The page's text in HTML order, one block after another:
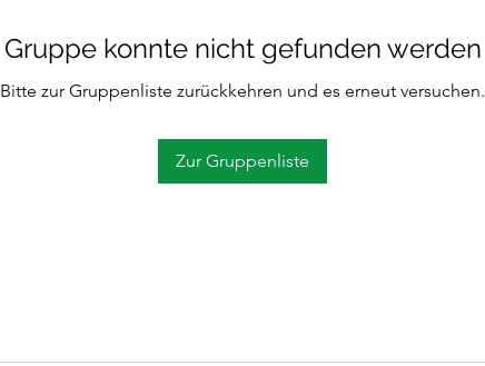
Gruppe konnte nicht gefunden werden
Bitte zur Gruppenliste zurückkehren und es erneut versuchen.
Zur Gruppenliste